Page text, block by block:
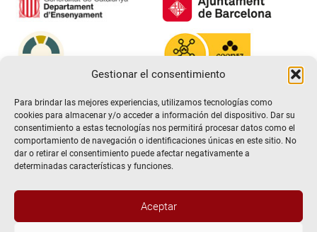
Gestionar el consentimiento
Para brindar las mejores experiencias, utilizamos tecnologías como
cookies para almacenar y/o acceder a información del dispositivo. Dar su
consentimiento a estas tecnologías nos permitirá procesar datos como el
comportamiento de navegación o identificaciones únicas en este sitio. No
dar o retirar el consentimiento puede afectar negativamente a
determinadas características y funciones.
Aceptar